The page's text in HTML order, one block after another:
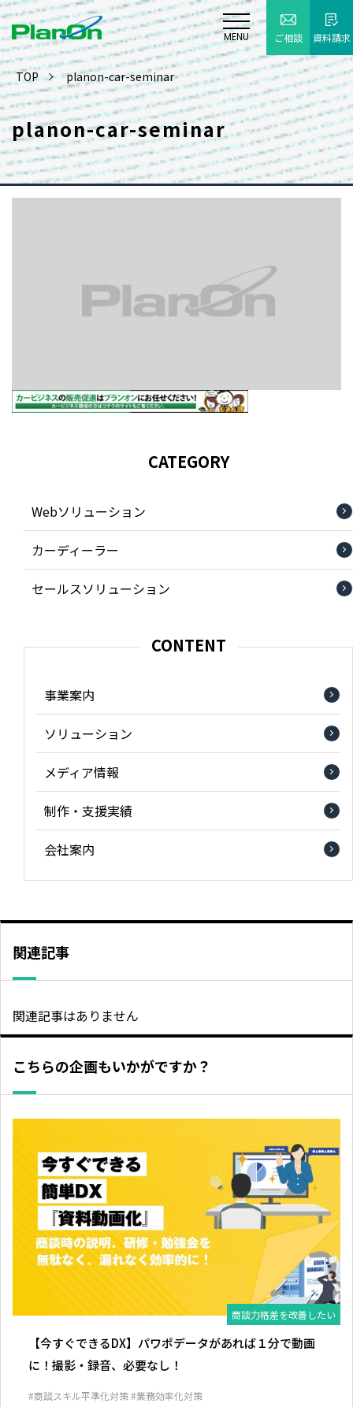
MENU ご相談 資料請求
TOP planon-car-seminar
planon-car-seminar
CATEGORY
Webソリューション
カーディーラー
セールスソリューション
CONTENT
事業案内
ソリューション
メディア情報
制作・支援実績
会社案内
関連記事
関連記事はありません
こちらの企画もいかがですか？
商談力格差を改善したい
【今すぐできるDX】パワポデータがあれば１分で動画
に！撮影・録音、必要なし！
#商談スキル平準化対策#業務効率化対策